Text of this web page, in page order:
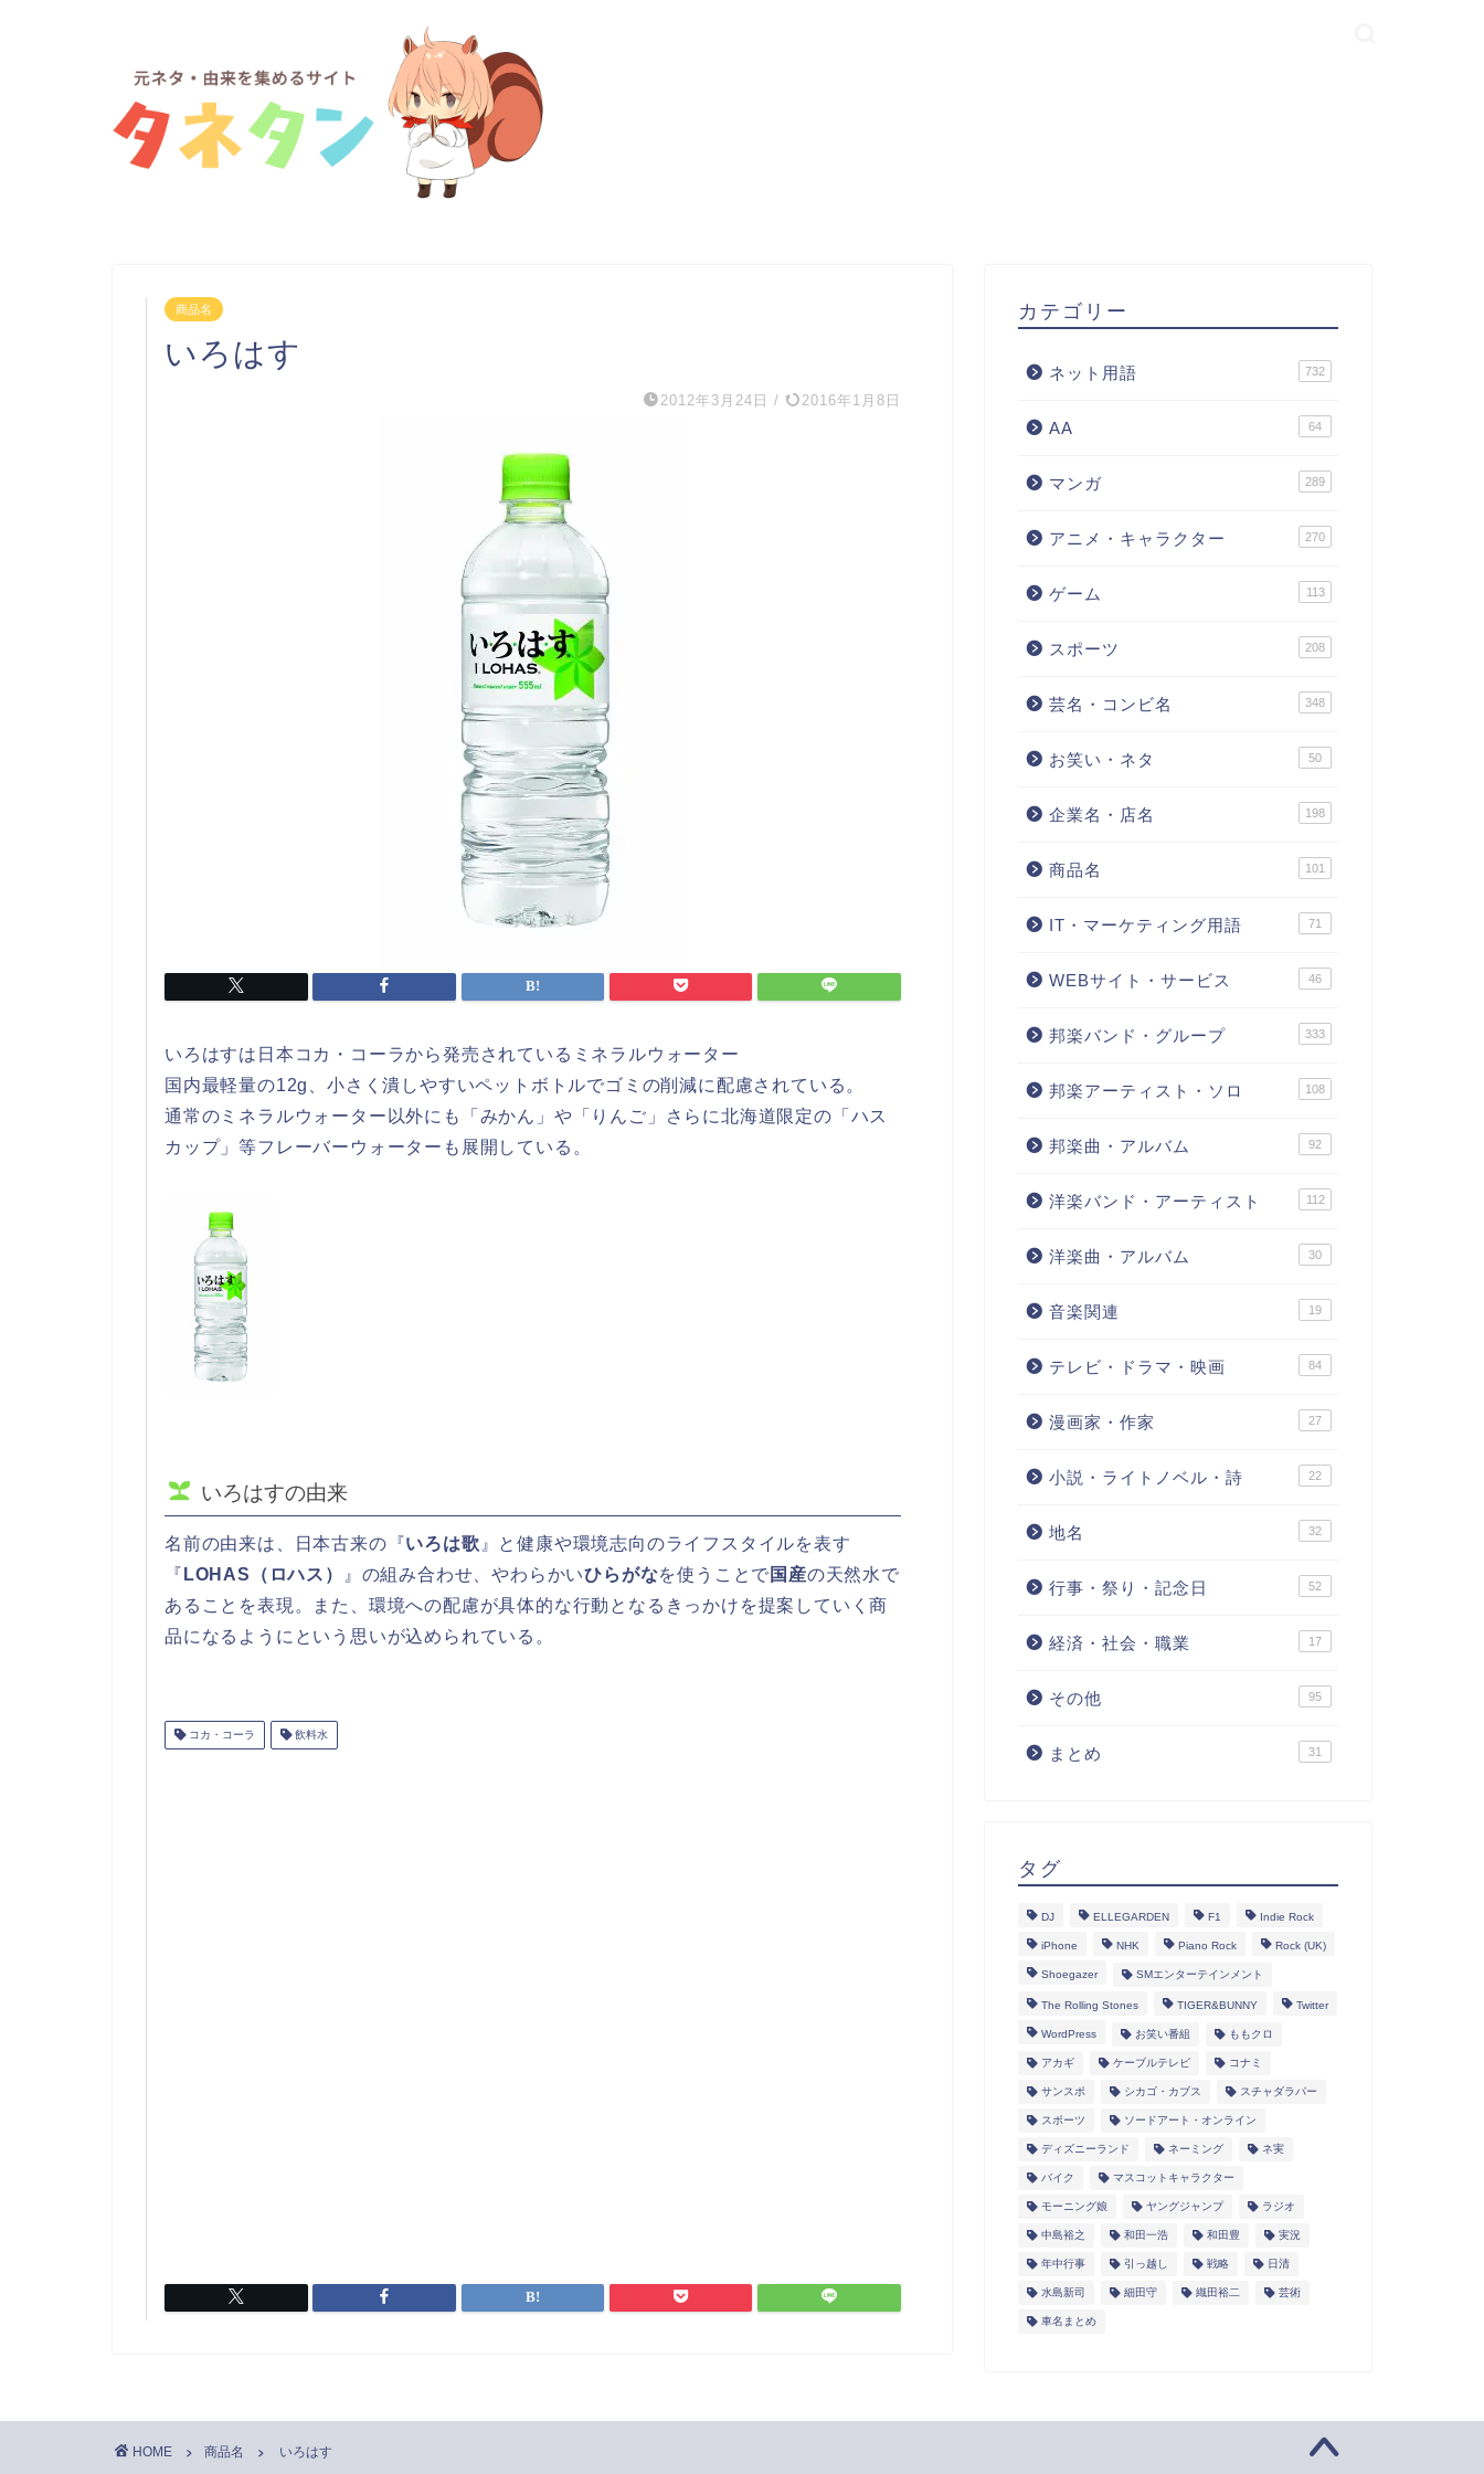
商品名
いろはす
2012年3月24日 / 2016年1月8日
いろはすは日本コカ・コーラから発売されているミネラルウォーター
国内最軽量の12g、小さく潰しやすいペットボトルでゴミの削減に配慮されている。
通常のミネラルウォーター以外にも「みかん」や「りんご」さらに北海道限定の「ハス
カップ」等フレーバーウォーターも展開している。
いろはすの由来
名前の由来は、日本古来の『いろは歌 』と健康や環境志向のライフスタイルを表す
『 LOHAS（ロハス） 』の組み合わせ、やわらかいひらがなを使うことで 国産の天然水で
あることを表現。また、環境への配慮が具体的な行動となるきっかけを提案していく商
品になるようにという思いが込められている。
コカ・コーラ 飲料水
カテゴリー
ネット用語 732
AA 64
マンガ 289
アニメ・キャラクター 270
ゲーム 113
スポーツ 208
芸名・コンビ名 348
お笑い・ネタ 50
企業名・店名 198
商品名 101
IT・マーケティング用語 71
WEBサイト・サービス 46
邦楽バンド・グループ 333
邦楽アーティスト・ソロ 108
邦楽曲・アルバム 92
洋楽バンド・アーティスト 112
洋楽曲・アルバム 30
音楽関連 19
テレビ・ドラマ・映画 84
漫画家・作家 27
小説・ライトノベル・詩 22
地名 32
行事・祭り・記念日 52
経済・社会・職業 17
その他 95
まとめ 31
タグ
DJ ELLEGARDEN F1 Indie Rock
iPhone NHK Piano Rock Rock (UK)
Shoegazer SMエンターテインメント
The Rolling Stones TIGER&BUNNY Twitter
WordPress お笑い番組 ももクロ
アカギ ケーブルテレビ コナミ
サンスポ シカゴ・カブス スチャダラパー
スポーツ ソードアート・オンライン
ディズニーランド ネーミング ネ実
バイク マスコットキャラクター
モーニング娘 ヤングジャンプ ラジオ
中島裕之 和田一浩 和田豊 実況
年中行事 引っ越し 戦略 日清
水島新司 細田守 織田裕二 芸術
車名まとめ
HOME 商品名 いろはす